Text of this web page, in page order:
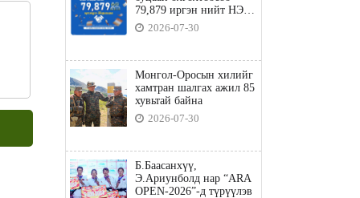
79,879 иргэн нийт НЭГ
ТЭРБУМ төгрөгийн
татвараа төлөв
2026-07-30
Монгол-Оросын хилийг
хамтран шалгах ажил 85
хувьтай байна
2026-07-30
Б.Баасанхүү,
Э.Ариунболд нар “ARA
OPEN-2026”-д түрүүлэв